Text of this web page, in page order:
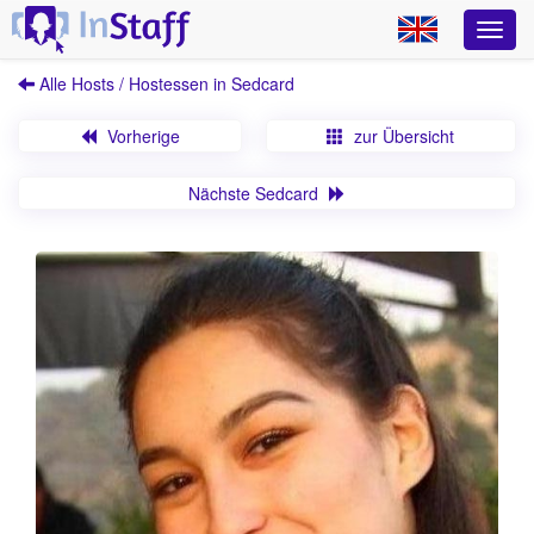
Alle Hosts / Hostessen in Sedcard
Vorherige zur Übersicht
Nächste Sedcard